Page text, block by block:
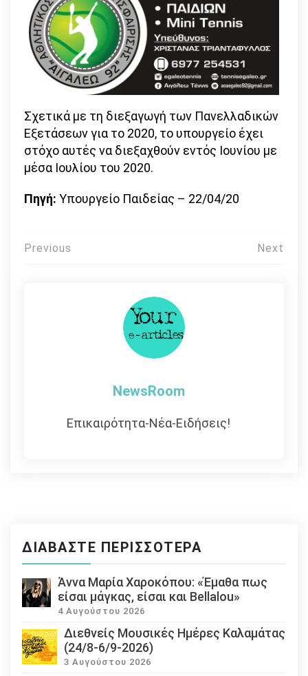
Σχετικά με τη διεξαγωγή των Πανελλαδικών
Εξετάσεων για το 2020, το υπουργείο έχει
στόχο αυτές να διεξαχθούν εντός Ιουνίου με
μέσα Ιουλίου του 2020.
Πηγή: Υπουργείο Παιδείας – 22/04/20
Πλοήγηση
Previous Next
NewsRoom
Επικαιρότητα-Νέα-Ειδήσεις!
ΔΙΑΒΆΣΤΕ ΠΕΡΙΣΣΌΤΕΡΑ
Άννα Μαρία Χαροκόπου: «Έμαθα πως
είσαι μάγκας, είσαι και Bellalou»
4 Αυγούστου 2026
Διεθνείς Μουσικές Ημέρες Καλαμάτας
(24/8-6/9-2026)
3 Αυγούστου 2026